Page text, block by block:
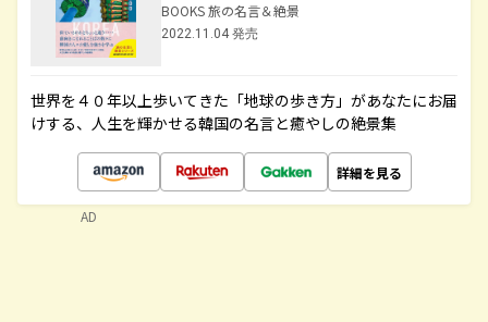
BOOKS 旅の名言＆絶景
2022.11.04 発売
世界を４０年以上歩いてきた「地球の歩き方」があなたにお届
けする、人生を輝かせる韓国の名言と癒やしの絶景集
詳細を見る
AD